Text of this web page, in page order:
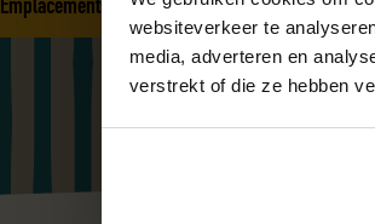
websiteverkeer te
media, adverteren en
verstrekt of die ze hebben